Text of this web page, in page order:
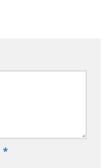
*